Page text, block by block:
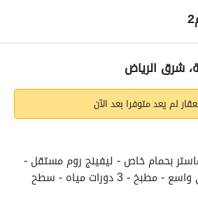
ترخيص الإعلان
شرق الرياض
لم يعد متوفرا بعد الآن